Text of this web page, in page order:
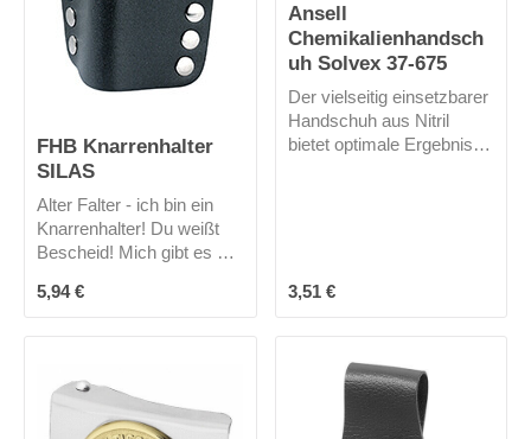
FHB Knarrenhalter
SILAS
Alter Falter - ich bin ein
Knarrenhalter! Du weißt
Bescheid! Mich gibt es nur
Regulärer Preis:
5,94 €
Ansell
Chemikalienhandsch
uh Solvex 37-675
Der vielseitig einsetzbarer
Handschuh aus Nitril
bietet optimale Ergebnisse
enorm und das
Innenhand erhöht die
Griffsicherheit in allen
Situationen.Er ist die
richtige Wahl für den
Umgang mit aggressiven
REACH-Verordnung
EN 374-1 / Type
A (JKLOPT)| EN
374-5 (VIRUS)| EN
388/ 4101X
Regulärer Preis:
3,51 €